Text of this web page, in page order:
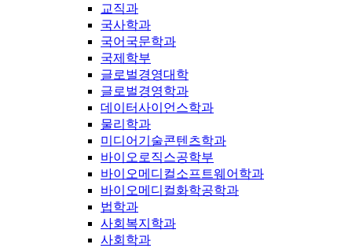
교직과
국사학과
국어국문학과
국제학부
글로벌경영대학
글로벌경영학과
데이터사이언스학과
물리학과
미디어기술콘텐츠학과
바이오로직스공학부
바이오메디컬소프트웨어학과
바이오메디컬화학공학과
법학과
사회복지학과
사회학과